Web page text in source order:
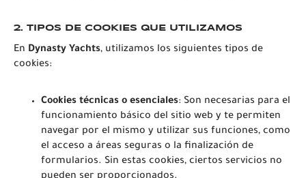
2. TIPOS DE COOKIES QUE UTILIZAMOS
En Dynasty Yachts, utilizamos los siguientes tipos de
cookies:
Cookies técnicas o esenciales: Son necesarias para el
funcionamiento básico del sitio web y te permiten
navegar por el mismo y utilizar sus funciones, como
el acceso a áreas seguras o la finalización de
formularios. Sin estas cookies, ciertos servicios no